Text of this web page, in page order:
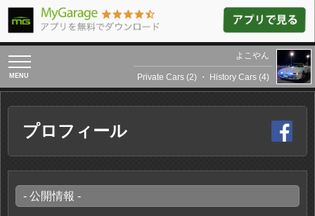
toggle
navigation
よこやん
Private Cars (2) ・ History Cars (4)
プロフィール
- 公開情報 -